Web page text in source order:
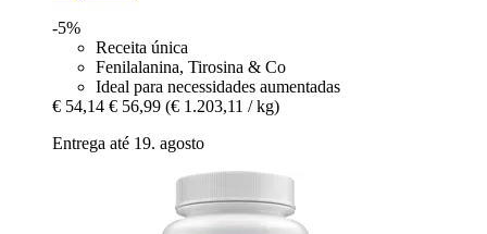
-5%
Receita única
Fenilalanina, Tirosina & Co
Ideal para necessidades aumentadas
€ 54,14 € 56,99 (€ 1.203,11 / kg)
Entrega até 19. agosto